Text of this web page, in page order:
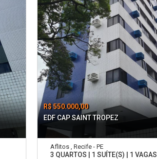
R$ 550.000,00
EDF CAP SAINT TROPEZ
Aflitos , Recife - PE
3 QUARTOS | 1 SUÍTE(S) | 1 VAGAS